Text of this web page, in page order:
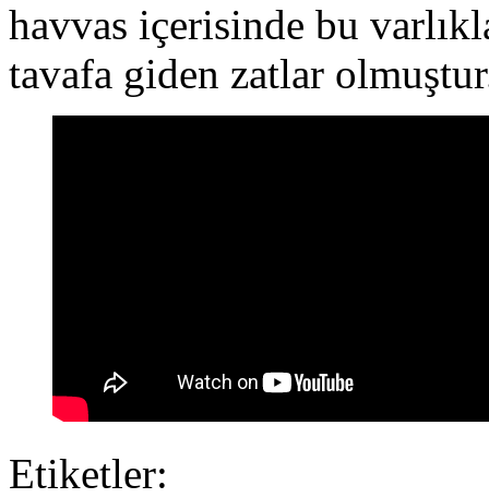
havvas içerisinde bu
tavafa giden zatlar
Etiketler: